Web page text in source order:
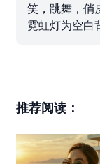
笑，跳舞，俏
霓虹灯为空白
推荐阅读：